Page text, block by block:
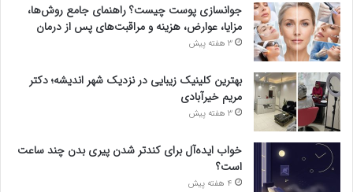
جوانسازی پوست چیست؟ راهنمای جامع روش‌ها،
مزایا، عوارض، هزینه و مراقبت‌های پس از درمان
3 هفته پیش
بهترین کلینیک زیبایی در نزدیک شهر اندیشه؛ دکتر
مریم خیرآبادی
3 هفته پیش
خواب ایده‌آل برای کندتر شدن پیری بدن چند ساعت
است؟
4 هفته پیش